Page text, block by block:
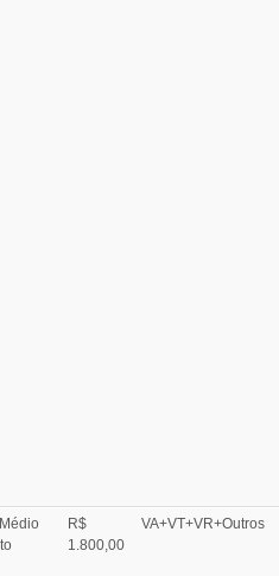
R$
1.800,00
VA+VT+VR+Outros